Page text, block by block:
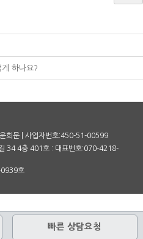
하나요?
희문 | 사업자번호:450-51-00599
34 4층 401호 : 대표번호:070-4218-
0939호
빠른 상담요청